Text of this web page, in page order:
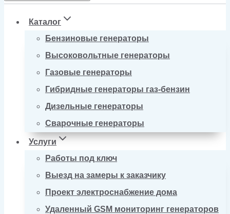
Каталог
Бензиновые генераторы
Высоковольтные генераторы
Газовые генераторы
Гибридные генераторы газ-бензин
Дизельные генераторы
Сварочные генераторы
Услуги
Работы под ключ
Выезд на замеры к заказчику
Проект электроснабжение дома
Удаленный GSM мониторинг генераторов